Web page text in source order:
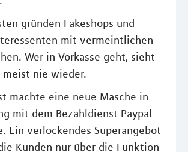
gründen Fakeshops und
mit vermeintlichen
Wer in Vorkasse geht, sieht
meist nie wieder.
machte eine neue Masche in
mit dem Bezahldienst Paypal
Ein verlockendes Superangebot
Kunden nur über die Funktion